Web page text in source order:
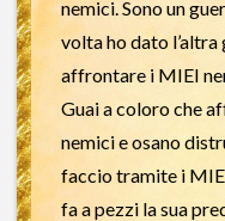
nemici. Sono un
volta ho dato
affrontare i MIEI
Guai a coloro che
nemici e osano
faccio tramite i
fa a pezzi la sua